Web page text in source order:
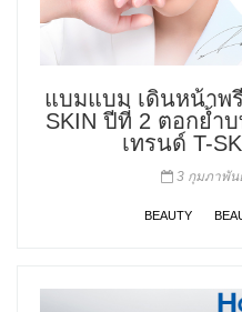
แบมแบม เดินหน้าพ
SKIN ปีที่ 2 ตอกย้ำ
เทรนด์ T-
3 กุมภาพัน
BEAUTY